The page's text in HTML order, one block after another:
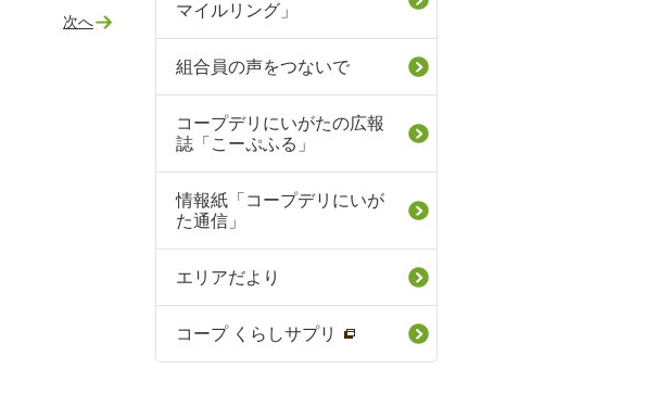
次へ
マイルリング」
組合員の声をつないで
コープデリにいがたの広報
誌「こーぷふる」
情報紙「コープデリにいが
た通信」
エリアだより
コープ くらしサプリ